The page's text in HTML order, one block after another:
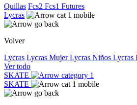
Quillas Fcs2 Fcs1 Futures
Lycras
Volver
Lycras Lycras MujerLycras Niños Lycras
Ver todo
SKATE
SKATE